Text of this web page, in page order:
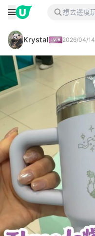
Krystal 2026/04/14